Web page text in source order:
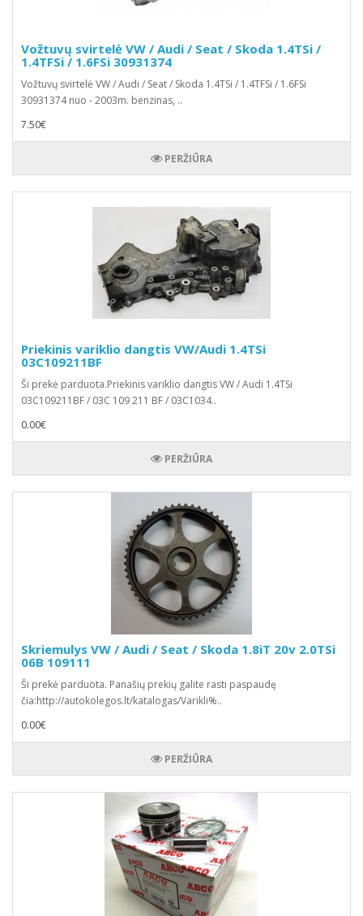
Vožtuvų svirtelė VW / Audi / Seat / Skoda 1.4TSi /
1.4TFSi / 1.6FSi 30931374
Vožtuvų svirtelė VW / Audi / Seat / Skoda 1.4TSi / 1.4TFSi / 1.6FSi
30931374 nuo - 2003m. benzinas, ..
7.50€
PERŽIŪRA
Priekinis variklio dangtis VW/Audi 1.4TSi
03C109211BF
Ši prekė parduota.Priekinis variklio dangtis VW / Audi 1.4TSi
03C109211BF / 03C 109 211 BF / 03C1034..
0.00€
PERŽIŪRA
Skriemulys VW / Audi / Seat / Skoda 1.8iT 20v 2.0TSi
06B 109111
Ši prekė parduota. Panašių prekių galite rasti paspaudę
čia:http://autokolegos.lt/katalogas/Varikli%..
0.00€
PERŽIŪRA